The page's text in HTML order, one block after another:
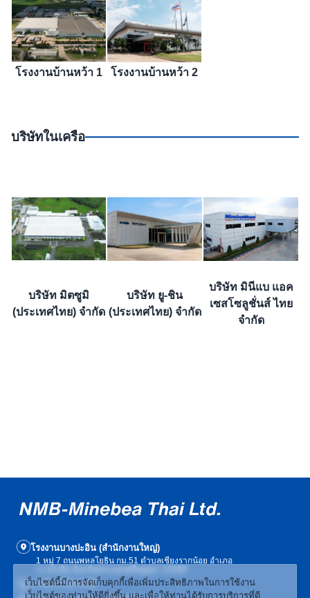
โรงงานบ้านหว้า 1 โรงงานบ้านหว้า 2
บริษัทในเครือ
บริษัท มิตซูมิ
(ประเทศไทย) จำกัด
บริษัท ยู-ชิน
(ประเทศไทย) จำกัด
บริษัท มินีแบ แอค
เซสโซลูชั่นส์ ไทย
จำกัด
โรงงานบางปะอิน (สำนักงานใหญ่)
1 หมู่ 7 ถนนพหลโยธิน กม.51 ตำบลเชียงรากน้อย อำเภอ
บางปะอิน จังหวัดพระนครศรีอยุธยา 13180
(+66) 3536-1439
เว็บไซต์นี้มีการจัดเก็บคุกกี้เพื่อเพิ่มประสิทธิภาพในการใช้งาน
เว็บไซต์ของท่านให้ดียิ่งขึ้น และเพื่อให้ท่านได้รับการบริการที่ดี